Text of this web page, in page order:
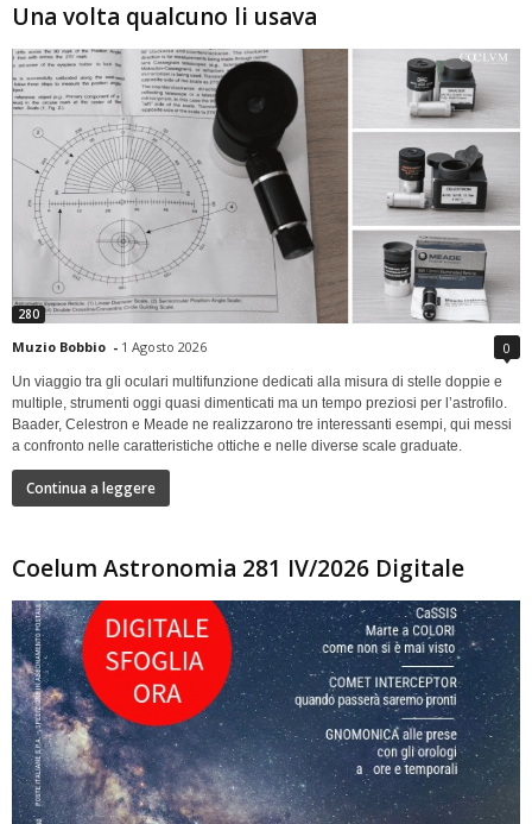
Una volta qualcuno li usava
280
Muzio Bobbio - 1 Agosto 2026 0
Un viaggio tra gli oculari multifunzione dedicati alla misura di stelle doppie e
multiple, strumenti oggi quasi dimenticati ma un tempo preziosi per l’astrofilo.
Baader, Celestron e Meade ne realizzarono tre interessanti esempi, qui messi
a confronto nelle caratteristiche ottiche e nelle diverse scale graduate.
Continua a leggere
Coelum Astronomia 281 IV/2026 Digitale